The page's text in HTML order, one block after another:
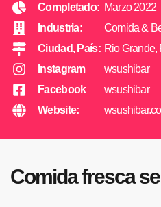
Completado:
Industria:
Ciudad, País:
Instagram
Facebook
Website:
Marzo 2022
Comida &
Rio Grande,
wsushibar
wsushibar
Comida fresca